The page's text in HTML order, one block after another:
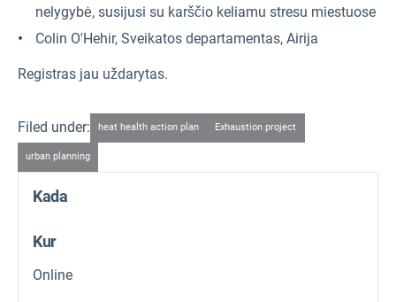
nelygybė, susijusi su karščio keliamu stresu miestuose
Colin O'Hehir, Sveikatos departamentas, Airija
Registras jau uždarytas.
Filed under: heat health action plan Exhaustion project
urban planning
Kada
Kur
Online